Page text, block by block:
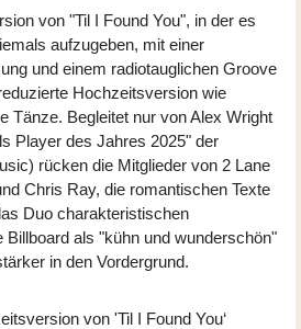
von "Til I Found You", in der es
aufzugeben, mit einer
und einem radiotauglichen Groove
Hochzeitsversion wie
Tänze. Begleitet nur von Alex Wright
Player des Jahres 2025" der
rücken die Mitglieder von 2 Lane
Chris Ray, die romantischen Texte
Duo charakteristischen
Billboard als "kühn und wunderschön"
in den Vordergrund.
von 'Til I Found You‘